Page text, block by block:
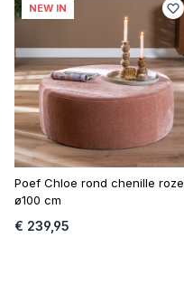
NEW IN
Poef Chloe rond chenille roze
ø100 cm
€ 239,95